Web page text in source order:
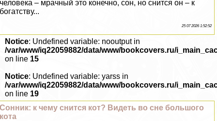
человека – мрачный это конечно, сон, но снится он – к
богатству...
25 07 2026 1:52:52
Notice: Undefined variable: nooutput in
/var/www/iq22059882/data/www/bookcovers.ru/
on line 15
Notice: Undefined variable: yarss in
/var/www/iq22059882/data/www/bookcovers.ru/
on line 19
Сонник: к чему снится кот? Видеть во сне большого
кота